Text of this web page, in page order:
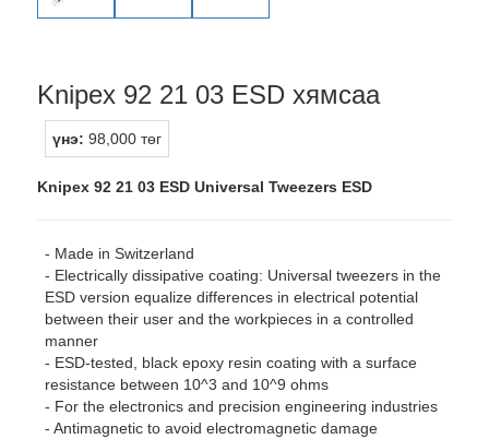
Knipex 92 21 03 ESD хямсаа
үнэ: 98,000 төг
Knipex 92 21 03 ESD Universal Tweezers ESD
- Made in Switzerland
- Electrically dissipative coating: Universal tweezers in the
ESD version equalize differences in electrical potential
between their user and the workpieces in a controlled
manner
- ESD-tested, black epoxy resin coating with a surface
resistance between 10^3 and 10^9 ohms
- For the electronics and precision engineering industries
- Antimagnetic to avoid electromagnetic damage